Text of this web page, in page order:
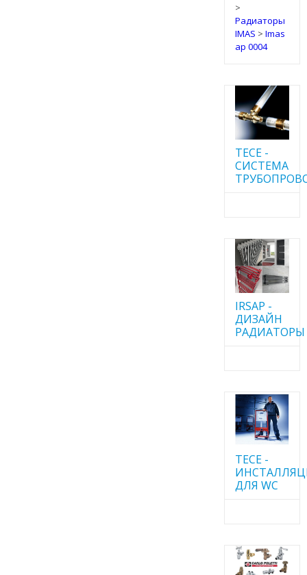
>
Радиаторы
IMAS > Imas
ap 0004
TECE -
CИСТЕМА
IRSAP -
ДИЗАЙН
РАДИАТОРЫ
TECE -
ДЛЯ WC